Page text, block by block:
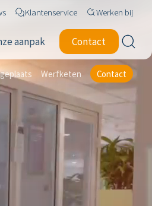
Klantenservice Werken bij
aanpak Contact
Werfketen Contact